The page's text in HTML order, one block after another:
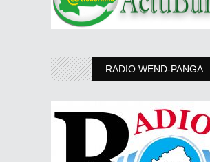
RADIO WEND-PANGA